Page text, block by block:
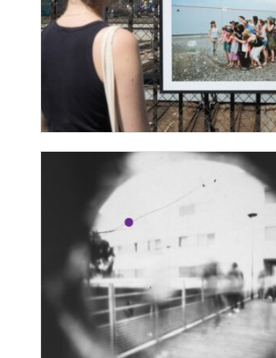
Un été particulier